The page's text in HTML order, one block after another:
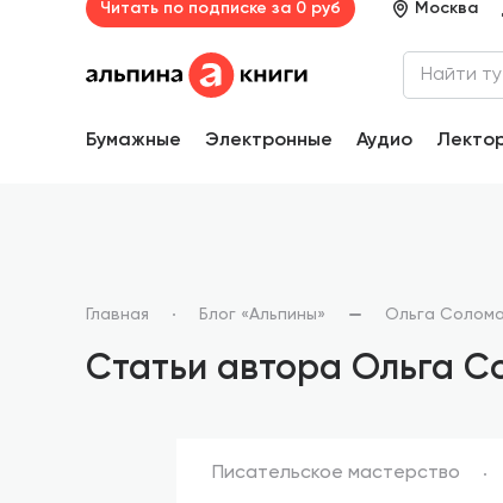
Читать по подписке за 0 руб Москва
Бумажные Электронные Аудио
Главная Блог «Альпины» Ольга
Статьи автора Ольга
Писательское мастерство